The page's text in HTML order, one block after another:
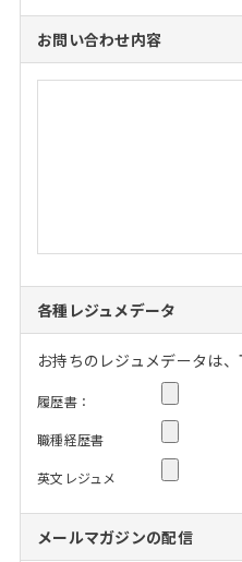
お問い合わせ内容
各種レジュメデータ
お持ちのレジュメデータは
履歴書：
職種経歴書
英文レジュメ
メールマガジンの配信